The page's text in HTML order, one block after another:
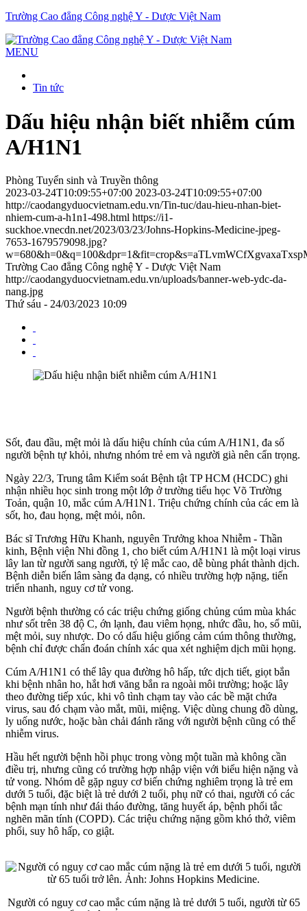
Trường Cao đẳng Công nghệ Y - Dược Việt Nam
MENU
Tin tức
Dấu hiệu nhận biết nhiễm cúm
A/H1N1
Phòng Tuyển sinh và Truyền thông
2023-03-24T10:09:55+07:00 2023-03-24T10:09:55+07:00
http://caodangyduocvietnam.edu.vn/Tin-tuc/dau-hieu-nhan-biet-
nhiem-cum-a-h1n1-498.html https://i1-
suckhoe.vnecdn.net/2023/03/23/Johns-Hopkins-Medicine-jpeg-
7653-1679579098.jpg?
Trường Cao đẳng Công nghệ Y - Dược Việt Nam
http://caodangyduocvietnam.edu.vn/uploads/banner-web-ydc-da-
nang.jpg
Thứ sáu - 24/03/2023 10:09
Sốt, đau đầu, mệt mỏi là dấu hiệu chính của cúm A/H1N1, đa số
người bệnh tự khỏi, nhưng nhóm trẻ em và người già nên cẩn trọng.
Ngày 22/3, Trung tâm Kiểm soát Bệnh tật TP HCM (HCDC) ghi
nhận nhiều học sinh trong một lớp ở trường tiểu học Võ Trường
Toản, quận 10, mắc cúm A/H1N1. Triệu chứng chính của các em là
sốt, ho, đau họng, mệt mỏi, nôn.
Bác sĩ Trương Hữu Khanh, nguyên Trưởng khoa Nhiễm - Thần
kinh, Bệnh viện Nhi đồng 1, cho biết cúm A/H1N1 là một loại virus
lây lan từ người sang người, tỷ lệ mắc cao, dễ bùng phát thành dịch.
Bệnh diễn biến lâm sàng đa dạng, có nhiều trường hợp nặng, tiến
triển nhanh, nguy cơ tử vong.
Người bệnh thường có các triệu chứng giống chủng cúm mùa khác
như sốt trên 38 độ C, ớn lạnh, đau viêm họng, nhức đầu, ho, sổ mũi,
mệt mỏi, suy nhược. Do có dấu hiệu giống cảm cúm thông thường,
bệnh chỉ được chẩn đoán chính xác qua xét nghiệm dịch mũi họng.
Cúm A/H1N1 có thể lây qua đường hô hấp, tức dịch tiết, giọt bắn
khi bệnh nhân ho, hắt hơi văng bắn ra ngoài môi trường; hoặc lây
theo đường tiếp xúc, khi vô tình chạm tay vào các bề mặt chứa
virus, sau đó chạm vào mắt, mũi, miệng. Việc dùng chung đồ dùng,
ly uống nước, hoặc bàn chải đánh răng với người bệnh cũng có thể
nhiễm virus.
Hầu hết người bệnh hồi phục trong vòng một tuần mà không cần
điều trị, nhưng cũng có trường hợp nhập viện với biểu hiện nặng và
tử vong. Nhóm dễ gặp nguy cơ biến chứng nghiêm trọng là trẻ em
dưới 5 tuổi, đặc biệt là trẻ dưới 2 tuổi, phụ nữ có thai, người có các
bệnh mạn tính như đái tháo đường, tăng huyết áp, bệnh phổi tắc
nghẽn mãn tính (COPD). Các triệu chứng nặng gồm khó thở, viêm
phổi, suy hô hấp, co giật.
Người có nguy cơ cao mắc cúm nặng là trẻ dưới 5 tuổi, người từ 65